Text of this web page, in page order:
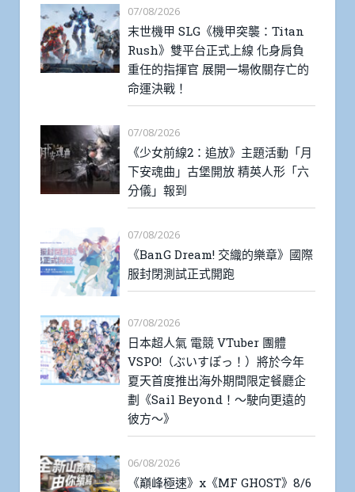
07/08/2026
末世機甲 SLG《機甲突襲：Titan
Rush》雙平台正式上線 化身肩負
重任的指揮官 展開一場攸關存亡的
命運決戰！
07/08/2026
《少女前線2：追放》主題活動「月
下安魂曲」古堡開放 精英人形「六
分儀」報到
07/08/2026
《BanG Dream! 交織的樂章》國際
服封閉測試正式開跑
07/08/2026
日本超人氣 電競 VTuber 團體
VSPO!（ぶいすぽっ！）將於今年
夏天首度推出海外期間限定餐廳企
劃《Sail Beyond！～駛向更遠的
彼方～》
06/08/2026
《巔峰極速》x《MF GHOST》8/6